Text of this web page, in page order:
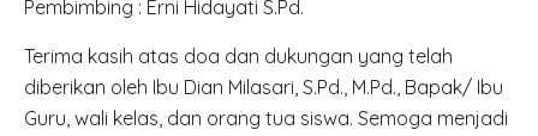
Pembimbing : Erni Hidayati S.Pd.
Terima kasih atas doa dan dukungan yang telah
diberikan oleh Ibu Dian Milasari, S.Pd., M.Pd., Bapak/ Ibu
Guru, wali kelas, dan orang tua siswa. Semoga menjadi